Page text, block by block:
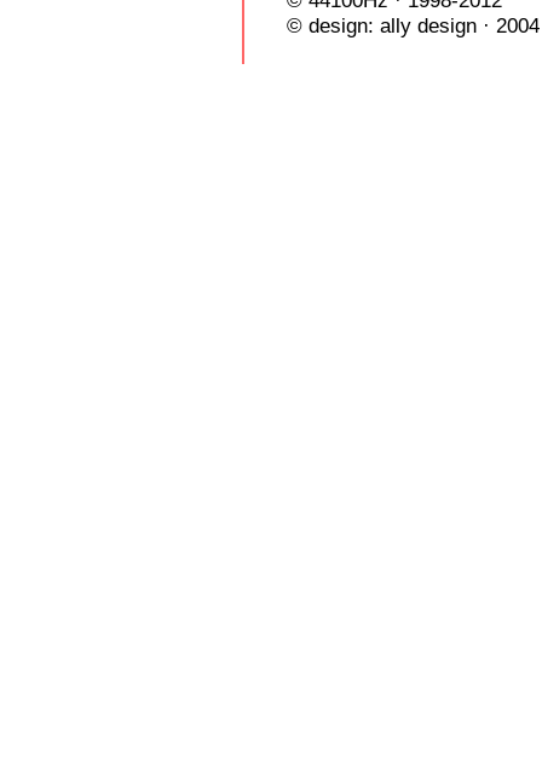
© design: ally design · 2004